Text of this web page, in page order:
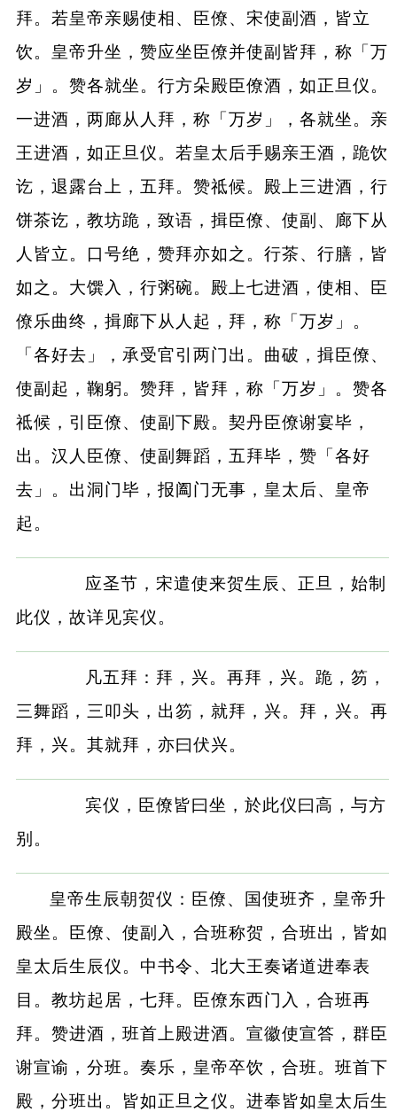
拜。若皇帝亲赐使相、臣僚、宋使副酒，皆立
饮。皇帝升坐，赞应坐臣僚并使副皆拜，称「万
岁」。赞各就坐。行方朵殿臣僚酒，如正旦仪。
一进酒，两廊从人拜，称「万岁」，各就坐。亲
王进酒，如正旦仪。若皇太后手赐亲王酒，跪饮
讫，退露台上，五拜。赞祗候。殿上三进酒，行
饼茶讫，教坊跪，致语，揖臣僚、使副、廊下从
人皆立。口号绝，赞拜亦如之。行茶、行膳，皆
如之。大馔入，行粥碗。殿上七进酒，使相、臣
僚乐曲终，揖廊下从人起，拜，称「万岁」。
「各好去」，承受官引两门出。曲破，揖臣僚、
使副起，鞠躬。赞拜，皆拜，称「万岁」。赞各
祗候，引臣僚、使副下殿。契丹臣僚谢宴毕，
出。汉人臣僚、使副舞蹈，五拜毕，赞「各好
去」。出洞门毕，报阖门无事，皇太后、皇帝
起。
应圣节，宋遣使来贺生辰、正旦，始制
此仪，故详见宾仪。
凡五拜：拜，兴。再拜，兴。跪，笏，
三舞蹈，三叩头，出笏，就拜，兴。拜，兴。再
拜，兴。其就拜，亦曰伏兴。
宾仪，臣僚皆曰坐，於此仪曰高，与方
别。
皇帝生辰朝贺仪：臣僚、国使班齐，皇帝升
殿坐。臣僚、使副入，合班称贺，合班出，皆如
皇太后生辰仪。中书令、北大王奏诸道进奉表
目。教坊起居，七拜。臣僚东西门入，合班再
拜。赞进酒，班首上殿进酒。宣徽使宣答，群臣
谢宣谕，分班。奏乐，皇帝卒饮，合班。班首下
殿，分班出。皆如正旦之仪。进奉皆如皇太后生